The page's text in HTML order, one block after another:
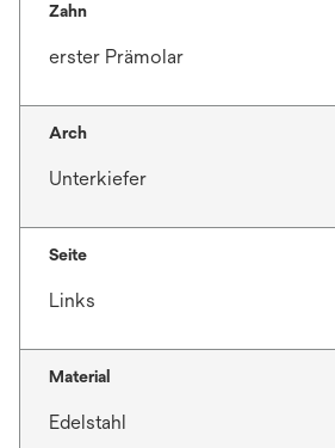
Zahn
erster Prämolar
Arch
Unterkiefer
Seite
Links
Material
Edelstahl